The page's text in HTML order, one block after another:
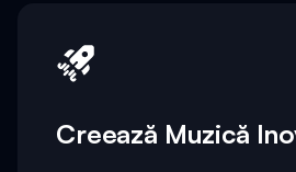
Creează Muzică